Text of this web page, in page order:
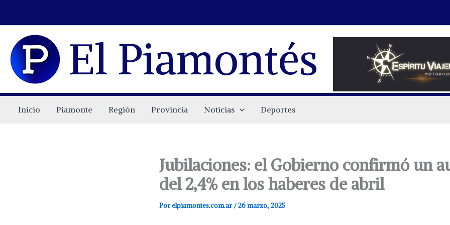
contenido
El Piamontés
Inicio Piamonte Región Provincia Noticias Deportes
Jubilaciones: el Gobierno confirmó un
del 2,4% en los haberes de abril
Porelpiamontes.com.ar/26 marzo, 2025